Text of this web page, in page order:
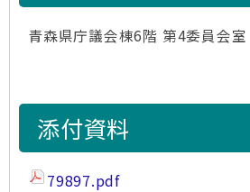
青森県庁議会棟6階 第4委員会室
添付資料
79897.pdf